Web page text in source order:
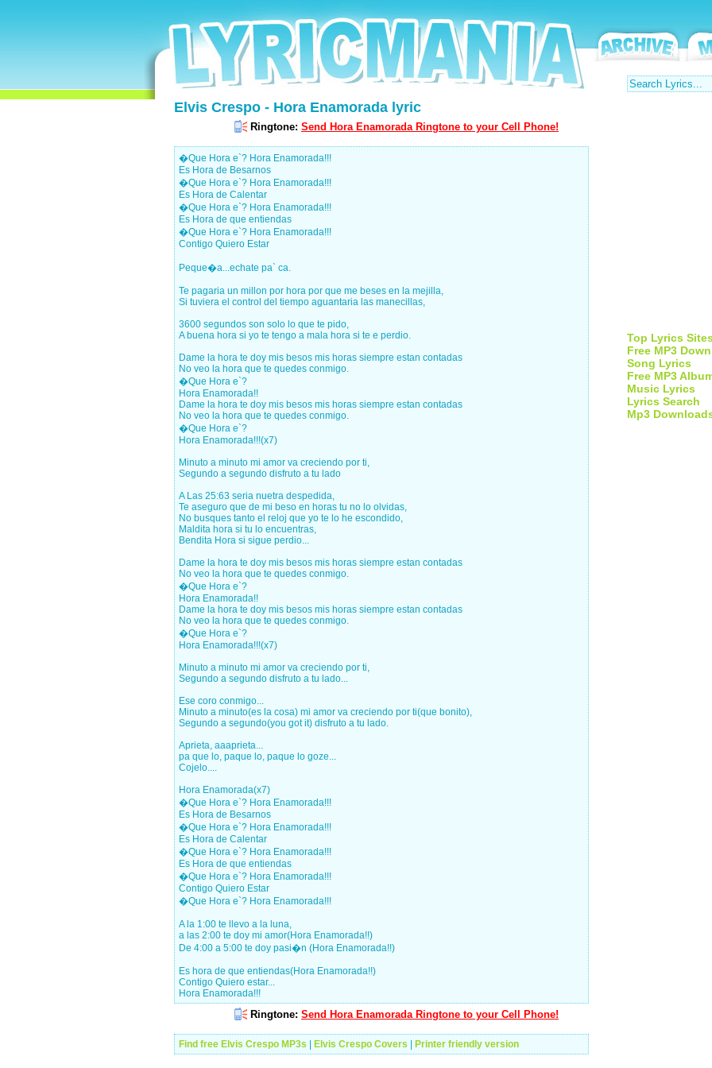
Elvis Crespo - Hora Enamorada lyric
Ringtone: Send Hora Enamorada Ringtone to your Cell Phone!
�Que Hora e`? Hora Enamorada!!!
Es Hora de Besarnos
�Que Hora e`? Hora Enamorada!!!
Es Hora de Calentar
�Que Hora e`? Hora Enamorada!!!
Es Hora de que entiendas
�Que Hora e`? Hora Enamorada!!!
Contigo Quiero Estar
Peque�a...echate pa` ca.
Te pagaria un millon por hora por que me beses en la mejilla,
Si tuviera el control del tiempo aguantaria las manecillas,
3600 segundos son solo lo que te pido,
A buena hora si yo te tengo a mala hora si te e perdio.
Dame la hora te doy mis besos mis horas siempre estan contadas
No veo la hora que te quedes conmigo.
�Que Hora e`?
Hora Enamorada!!
Dame la hora te doy mis besos mis horas siempre estan contadas
No veo la hora que te quedes conmigo.
�Que Hora e`?
Hora Enamorada!!!(x7)
Minuto a minuto mi amor va creciendo por ti,
Segundo a segundo disfruto a tu lado
A Las 25:63 seria nuetra despedida,
Te aseguro que de mi beso en horas tu no lo olvidas,
No busques tanto el reloj que yo te lo he escondido,
Maldita hora si tu lo encuentras,
Bendita Hora si sigue perdio...
Dame la hora te doy mis besos mis horas siempre estan contadas
No veo la hora que te quedes conmigo.
�Que Hora e`?
Hora Enamorada!!
Dame la hora te doy mis besos mis horas siempre estan contadas
No veo la hora que te quedes conmigo.
�Que Hora e`?
Hora Enamorada!!!(x7)
Minuto a minuto mi amor va creciendo por ti,
Segundo a segundo disfruto a tu lado...
Ese coro conmigo...
Minuto a minuto(es la cosa) mi amor va creciendo por ti(que bonito),
Segundo a segundo(you got it) disfruto a tu lado.
Aprieta, aaaprieta...
pa que lo, paque lo, paque lo goze...
Cojelo....
Hora Enamorada(x7)
�Que Hora e`? Hora Enamorada!!!
Es Hora de Besarnos
�Que Hora e`? Hora Enamorada!!!
Es Hora de Calentar
�Que Hora e`? Hora Enamorada!!!
Es Hora de que entiendas
�Que Hora e`? Hora Enamorada!!!
Contigo Quiero Estar
�Que Hora e`? Hora Enamorada!!!
A la 1:00 te llevo a la luna,
a las 2:00 te doy mi amor(Hora Enamorada!!)
De 4:00 a 5:00 te doy pasi�n (Hora Enamorada!!)
Es hora de que entiendas(Hora Enamorada!!)
Contigo Quiero estar...
Hora Enamorada!!!
Ringtone: Send Hora Enamorada Ringtone to your Cell Phone!
Find free Elvis Crespo MP3s Elvis Crespo Covers Printer friendly version
Top Lyrics
Free MP3
Song Lyrics
Free MP3
Music Lyrics
Lyrics Search
Mp3